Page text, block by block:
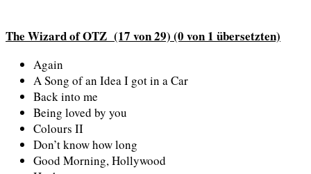
The Wizard of OTZ (17 von 29) (0 von 1 übersetzten)
Again
A Song of an Idea I got in a Car
Back into me
Being loved by you
Colours II
Don’t know how long
Good Morning, Hollywood